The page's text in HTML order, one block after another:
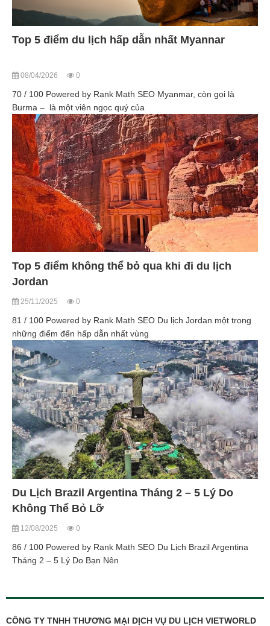
Top 5 điểm du lịch hấp dẫn nhất Myannar
08/04/2026 0
70 / 100 Powered by Rank Math SEO Myanmar, còn gọi là
Burma – là một viên ngọc quý của
Top 5 điểm không thể bỏ qua khi đi du lịch
Jordan
25/11/2025 0
81 / 100 Powered by Rank Math SEO Du lịch Jordan một trong
những điểm đến hấp dẫn nhất vùng
Du Lịch Brazil Argentina Tháng 2 – 5 Lý Do
Không Thể Bỏ Lỡ
12/08/2025 0
86 / 100 Powered by Rank Math SEO Du Lịch Brazil Argentina
Tháng 2 – 5 Lý Do Bạn Nên
CÔNG TY TNHH THƯƠNG MẠI DỊCH VỤ DU LỊCH VIETWORLD